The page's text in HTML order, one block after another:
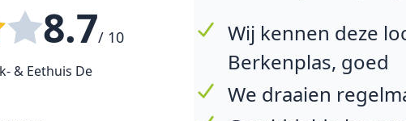
8.7/ 10
& Eethuis De
Wij kennen deze
Berkenplas, goed
We draaien